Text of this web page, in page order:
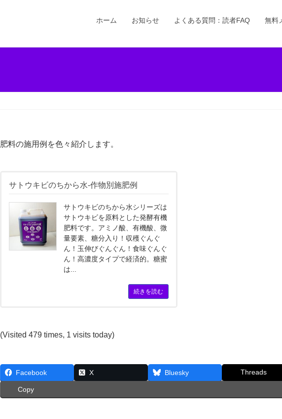
ホーム お知らせ よくある質問：読者FAQ 無料
肥料の施用例を色々紹介します。
サトウキビのちから水-作物別施肥例
サトウキビのちから水シリーズは
サトウキビを原料とした発酵有機
肥料です。アミノ酸、有機酸、微
量要素、糖分入り！収穫ぐんぐ
ん！玉伸びぐんぐん！食味ぐんぐ
ん！高濃度タイプで経済的。糖蜜
は...
続きを読む
(Visited 479 times, 1 visits today)
Facebook X Bluesky Threads
Copy